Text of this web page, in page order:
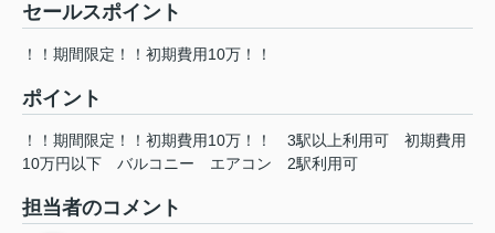
セールスポイント
！！期間限定！！初期費用10万！！
ポイント
！！期間限定！！初期費用10万！！ 3駅以上利用可
初期費用
10万円以下
バルコニー エアコン 2駅利用可
担当者のコメント